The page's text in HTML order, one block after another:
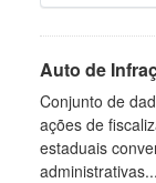
Auto de
Conjunto de
ações de
estaduais
administrativas...